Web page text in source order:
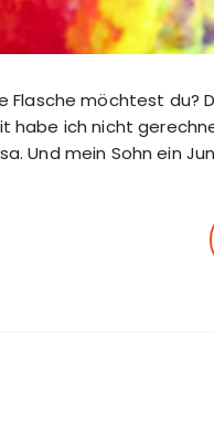
Flasche möchtest du?
habe ich nicht
Und mein Sohn ein